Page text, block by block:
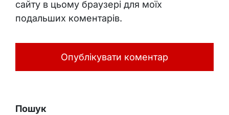
сайту в цьому браузері для моїх
подальших коментарів.
Пошук